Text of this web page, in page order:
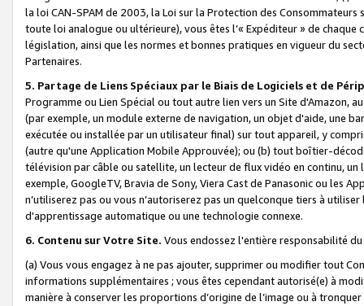
la loi CAN-SPAM de 2003, la Loi sur la Protection des
toute loi analogue ou ultérieure), vous êtes l’« Expéditeur » de
législation, ainsi que les normes et bonnes pratiques en vigueur du
Partenaires.
5. Partage de Liens Spéciaux par le Biais de Logiciels et de
Programme ou Lien Spécial ou tout autre lien vers un Site d'Amazon,
(par exemple, un module externe de navigation, un objet d'aide, une
exécutée ou installée par un utilisateur final) sur tout appareil, y
(autre qu'une Application Mobile Approuvée); ou (b) tout boîtier-
télévision par câble ou satellite, un lecteur de flux vidéo en continu,
exemple, GoogleTV, Bravia de Sony, Viera Cast de Panasonic ou les
n’utiliserez pas ou vous n’autoriserez pas un quelconque tiers à
d'apprentissage automatique ou une technologie connexe.
6. Contenu sur Votre Site. Vous endossez l'entière responsabilité
(a) Vous vous engagez à ne pas ajouter, supprimer ou modifier tout
informations supplémentaires ; vous êtes cependant autorisé(e) à
manière à conserver les proportions d’origine de l’image ou à